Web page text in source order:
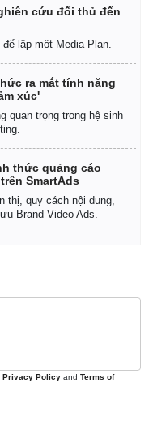
cứu đối thủ đến
lập một Media Plan.
ra mắt tính năng
xúc'
quan trọng trong hệ sinh
thức quảng cáo
SmartAds
thị, quy cách nội dung,
Brand Video Ads.
Privacy Policy and Terms of